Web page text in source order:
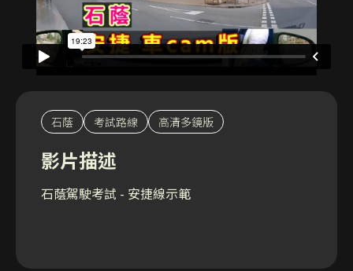
石蔭 考試路線 高清多鏡版
影片描述
石蔭駕駛考試 - 安捷線示範